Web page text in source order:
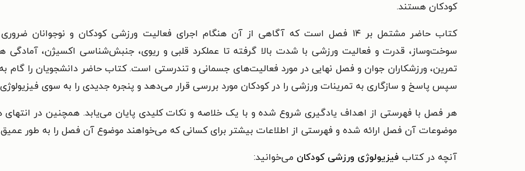
كودكان هستند.
کتاب حاضر مشتمل بر ۱۴ فصل است که آگاهی از آن هنگام اجرای فعاليت ورزشی کودکان و
سوخت‌و‌ساز، قدرت و فعالیت ورزشی با شدت بالا گرفته تا عملکرد قلبی و ریوی، جنبش‌شناسی اکسیژن، آمادگی
تمرین، ورزشکاران جوان و فصل نهایی در مورد فعالیت‌های جسمانی و تندرستی است. کتاب حاضر دانشجویان را گام به
سپس پاسخ و سازگاری به تمرینات ورزشی را در کودکان مورد بررسی قرار می‌دهد و پنجره جدیدی را به سوی
هر فصل با فهرستی از اهداف یادگیری شروع شده و با یک خلاصه و نکات کلیدی پایان می‌یابد. همچنین در انتهای
موضوعات آن فصل ارائه شده و فهرستی از اطلاعات بیشتر برای کسانی که می‌خواهند موضوع آن فصل را به طور
آنچه در کتاب فیزیولوژی ورزشی کودکان می‌خوانید: